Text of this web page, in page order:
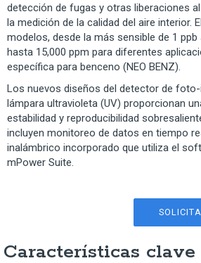
detección de fugas y otras liberaciones
la medición de la calidad del aire interior.
modelos, desde la más sensible de 1
hasta 15,000 ppm para diferentes
específica para benceno (NEO BENZ).
Los nuevos diseños del detector de
lámpara ultravioleta (UV) proporcionan
estabilidad y reproducibilidad
incluyen monitoreo de datos en tiempo
inalámbrico incorporado que utiliza el
mPower Suite.
Características clave